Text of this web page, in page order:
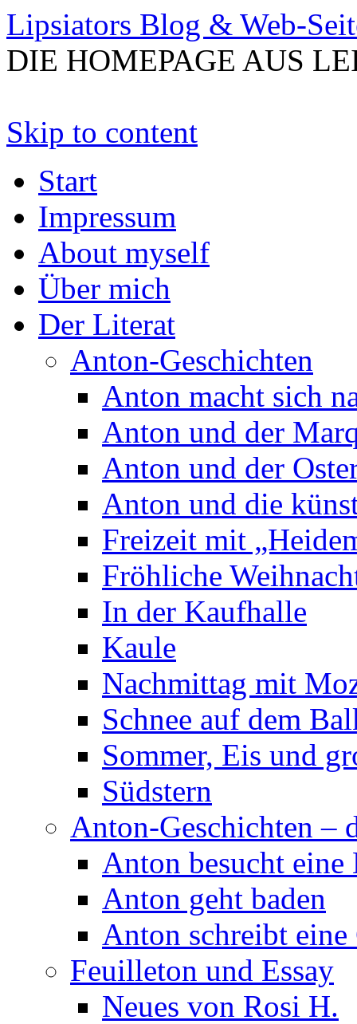
Lipsiators Blog & Web-
DIE HOMEPAGE AUS
Skip to content
Start
Impressum
About myself
Über mich
Der Literat
Anton-Geschichten
Anton macht sich
Anton und der
Anton und der
Anton und die
Freizeit mit
Fröhliche
In der Kaufhalle
Kaule
Nachmittag mit
Schnee auf dem
Sommer, Eis und
Südstern
Anton-Geschichten –
Anton besucht eine
Anton geht baden
Anton schreibt eine
Feuilleton und Essay
Neues von Rosi H.